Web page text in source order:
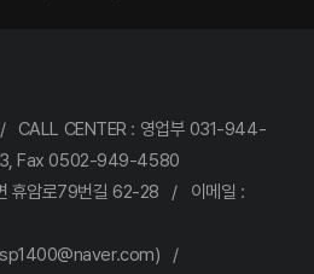
CALL CENTER : 영업부 031-944-
Fax 0502-949-4580
휴암로79번길 62-28 / 이메일 :
/